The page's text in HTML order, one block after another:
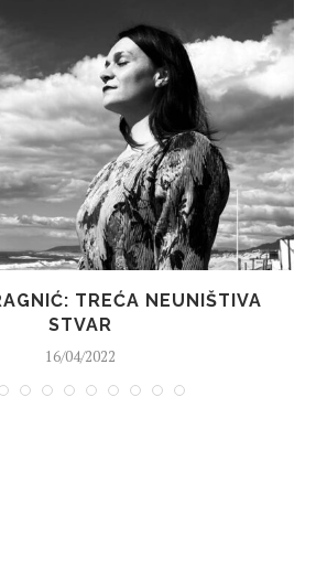
TREĆA NEUNIŠTIVA
STVAR
16/04/2022